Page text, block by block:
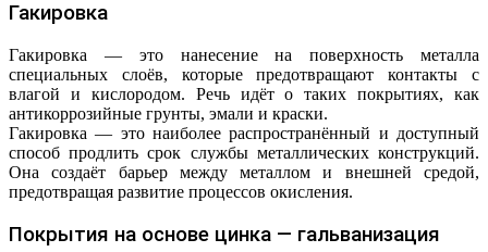
Гакировка
Гакировка — это нанесение на поверхность металла
специальных слоёв, которые предотвращают контакты с
влагой и кислородом. Речь идёт о таких покрытиях, как
антикоррозийные грунты, эмали и краски.
Гакировка — это наиболее распространённый и доступный
способ продлить срок службы металлических конструкций.
Она создаёт барьер между металлом и внешней средой,
предотвращая развитие процессов окисления.
Покрытия на основе цинка — гальванизация